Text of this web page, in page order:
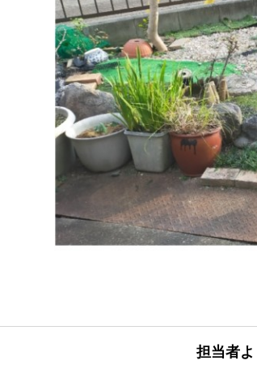
担当者よ